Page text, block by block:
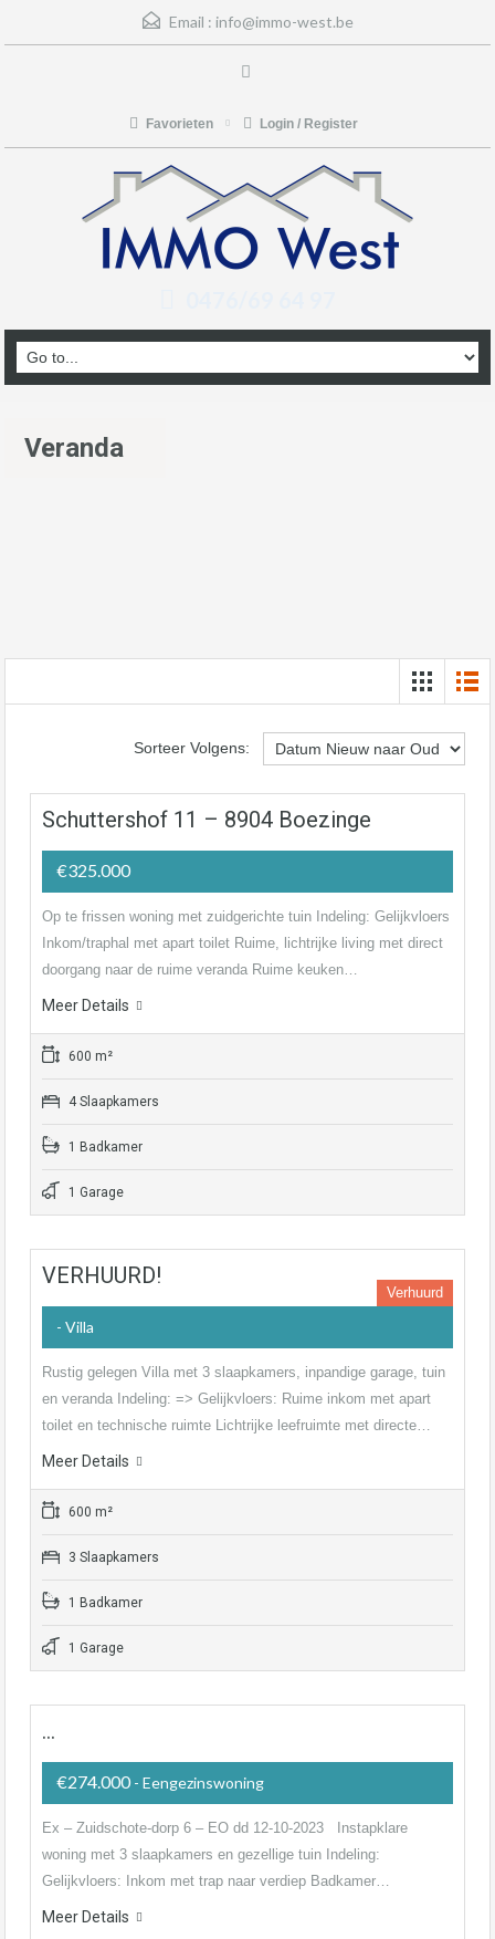
Email : info@immo-west.be
Favorieten Login / Register
Veranda
Sorteer Volgens:
Schuttershof 11 – 8904 Boezinge
€325.000
Op te frissen woning met zuidgerichte tuin Indeling: Gelijkvloers
Inkom/traphal met apart toilet Ruime, lichtrijke living met direct
doorgang naar de ruime veranda Ruime keuken…
Meer Details
600 m²
4 Slaapkamers
1 Badkamer
1 Garage
VERHUURD!
Verhuurd
- Villa
Rustig gelegen Villa met 3 slaapkamers, inpandige garage, tuin
en veranda Indeling: => Gelijkvloers: Ruime inkom met apart
toilet en technische ruimte Lichtrijke leefruimte met directe…
Meer Details
600 m²
3 Slaapkamers
1 Badkamer
1 Garage
…
€274.000- Eengezinswoning
Ex – Zuidschote-dorp 6 – EO dd 12-10-2023 Instapklare
woning met 3 slaapkamers en gezellige tuin Indeling:
Gelijkvloers: Inkom met trap naar verdiep Badkamer…
Meer Details